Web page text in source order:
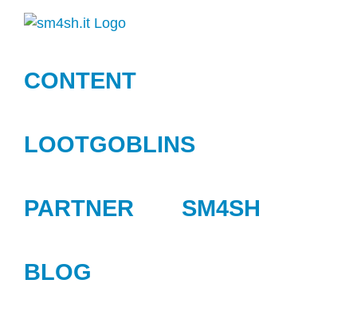
Zum
CONTENT
LOOTGOBLINS
PARTNER SM4SH
BLOG